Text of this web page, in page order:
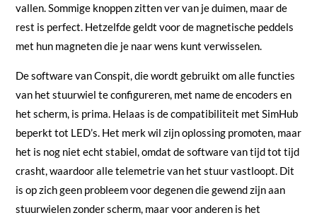
vallen. Sommige knoppen zitten ver van je duimen, maar de
rest is perfect. Hetzelfde geldt voor de magnetische peddels
met hun magneten die je naar wens kunt verwisselen.
De software van Conspit, die wordt gebruikt om alle functies
van het stuurwiel te configureren, met name de encoders en
het scherm, is prima. Helaas is de compatibiliteit met SimHub
beperkt tot LED’s. Het merk wil zijn oplossing promoten, maar
het is nog niet echt stabiel, omdat de software van tijd tot tijd
crasht, waardoor alle telemetrie van het stuur vastloopt. Dit
is op zich geen probleem voor degenen die gewend zijn aan
stuurwielen zonder scherm, maar voor anderen is het